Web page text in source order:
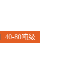
40-80吨级